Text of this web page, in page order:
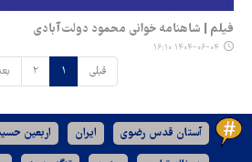
فیلم | شاهنامه‌ خوانی محمود دولت‌آبادی
۱۴۰۴-۰۶-۰۴ ۱۶:۱۰
قبلی ۱ ۲
آستان قدس رضوی ایران اربعین